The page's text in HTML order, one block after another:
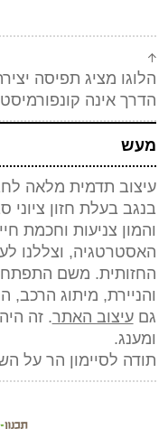
הלוגו מציג תפיסה
הדרך אינה
מעש
עיצוב תדמית מלאה
בנגב בעלת חזון ציוני
והמון צניעות וחכמת
האסטרטגיה, וצללנו
החזותית. משם
והניירת, מיתוג הרכב,
גםעיצוב האתר. זה
ומענג.
תודה לסיימון הר על